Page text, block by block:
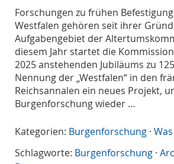
Forschungen zu frühen
Westfalen gehören seit ihrer
Aufgabengebiet der
diesem Jahr startet die
2025 anstehenden Jubiläums zu
Nennung der „Westfalen“ in den
Reichsannalen ein neues Projekt,
Burgenforschung wieder …
Kategorien: Burgenforschung ·
Schlagworte: Burgenforschung ·